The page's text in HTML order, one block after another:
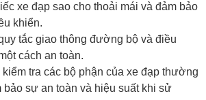
xe đạp sao cho thoải mái và đảm bảo
khiển.
tắc giao thông đường bộ và điều
cách an toàn.
tra các bộ phận của xe đạp thường
bảo sự an toàn và hiệu suất khi sử